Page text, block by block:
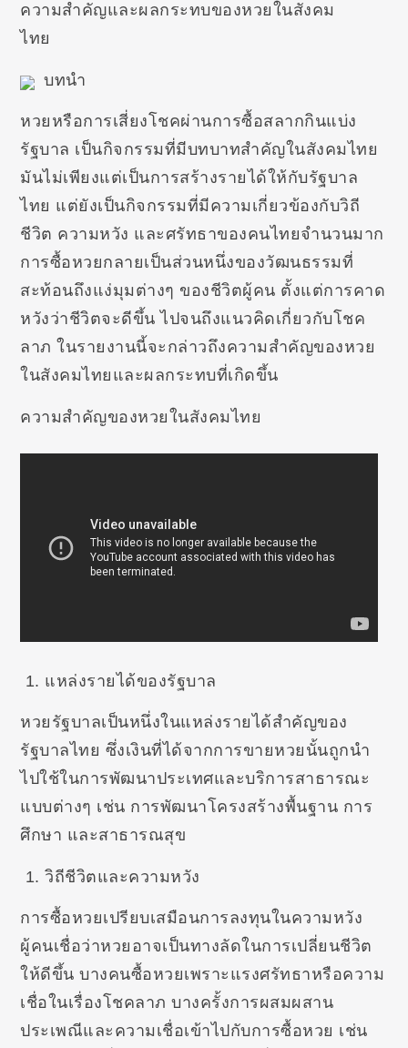
ความสำคัญและผลกระทบของหวยในสังคม
ไทย
บทนำ
หวยหรือการเสี่ยงโชคผ่านการซื้อสลากกินแบ่ง
รัฐบาล เป็นกิจกรรมที่มีบทบาทสำคัญในสังคมไทย
มันไม่เพียงแต่เป็นการสร้างรายได้ให้กับรัฐบาล
ไทย แต่ยังเป็นกิจกรรมที่มีความเกี่ยวข้องกับวิถี
ชีวิต ความหวัง และศรัทธาของคนไทยจำนวนมาก
การซื้อหวยกลายเป็นส่วนหนึ่งของวัฒนธรรมที่
สะท้อนถึงแง่มุมต่างๆ ของชีวิตผู้คน ตั้งแต่การคาด
หวังว่าชีวิตจะดีขึ้น ไปจนถึงแนวคิดเกี่ยวกับโชค
ลาภ ในรายงานนี้จะกล่าวถึงความสำคัญของหวย
ในสังคมไทยและผลกระทบที่เกิดขึ้น
ความสำคัญของหวยในสังคมไทย
แหล่งรายได้ของรัฐบาล
หวยรัฐบาลเป็นหนึ่งในแหล่งรายได้สำคัญของ
รัฐบาลไทย ซึ่งเงินที่ได้จากการขายหวยนั้นถูกนำ
ไปใช้ในการพัฒนาประเทศและบริการสาธารณะ
แบบต่างๆ เช่น การพัฒนาโครงสร้างพื้นฐาน การ
ศึกษา และสาธารณสุข
วิถีชีวิตและความหวัง
การซื้อหวยเปรียบเสมือนการลงทุนในความหวัง
ผู้คนเชื่อว่าหวยอาจเป็นทางลัดในการเปลี่ยนชีวิต
ให้ดีขึ้น บางคนซื้อหวยเพราะแรงศรัทธาหรือความ
เชื่อในเรื่องโชคลาภ บางครั้งการผสมผสาน
ประเพณีและความเชื่อเข้าไปกับการซื้อหวย เช่น